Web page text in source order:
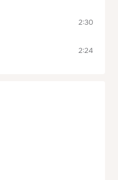
2:30
2:24